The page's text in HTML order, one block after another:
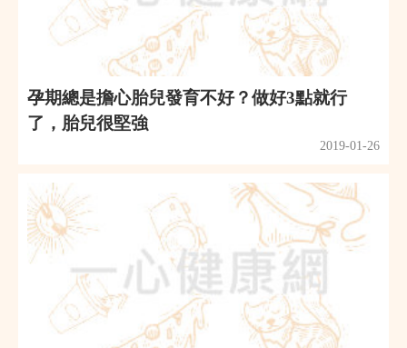
孕期總是擔心胎兒發育不好？做好3點就行
了，胎兒很堅強
2019-01-26